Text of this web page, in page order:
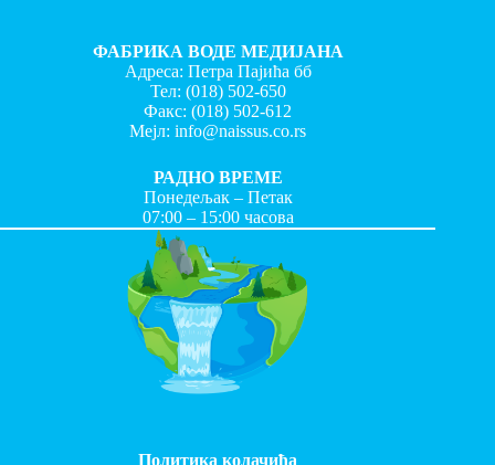
ФАБРИКА ВОДЕ МЕДИЈАНА
Адреса: Петра Пајића бб
Тел: (018) 502-650
Факс:(018) 502-612
Мејл:info@naissus.co.rs
РАДНО ВРЕМЕ
Понедељак – Петак
07:00 – 15:00 часова
Политика колачића